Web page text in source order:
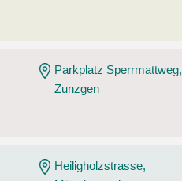
Parkplatz Sperrmattweg,
Zunzgen
Heiligholzstrasse,